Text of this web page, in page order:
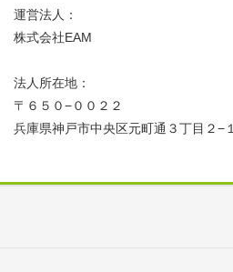
運営法人：
株式会社EAM
法人所在地：
〒６５０−００２２
兵庫県神戸市中央区元町通３丁目２−１